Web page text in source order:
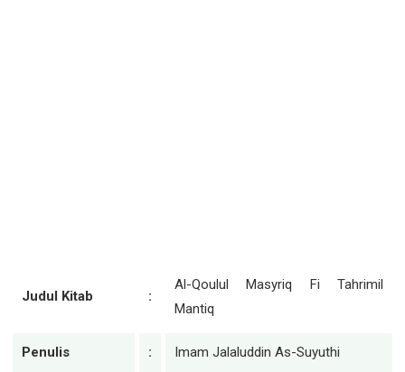
Judul Kitab :
Al-Qoulul Masyriq Fi Tahrimil
Mantiq
Penulis : Imam Jalaluddin As-Suyuthi